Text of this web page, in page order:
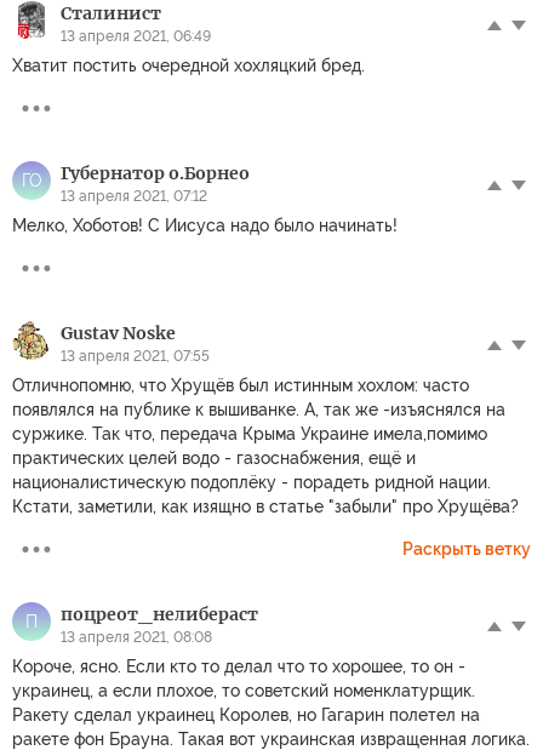
Сталинист
13 апреля 2021, 06:49
Хватит постить очередной хохляцкий бред.
ГО Губернатор о.Борнео
13 апреля 2021, 07:12
Мелко, Хоботов! С Иисуса надо было начинать!
Gustav Noske
13 апреля 2021, 07:55
Отличнопомню, что Хрущёв был истинным хохлом: часто
появлялся на публике к вышиванке. А, так же -изъяснялся на
суржике. Так что, передача Крыма Украине имела,помимо
практических целей водо - газоснабжения, ещё и
националистическую подоплёку - порадеть ридной нации.
Кстати, заметили, как изящно в статье "забыли" про Хрущёва?
Раскрыть ветку
П поцреот_нелибераст
13 апреля 2021, 08:08
Короче, ясно. Если кто то делал что то хорошее, то он -
украинец, а если плохое, то советский номенклатурщик.
Ракету сделал украинец Королев, но Гагарин полетел на
ракете фон Брауна. Такая вот украинская извращенная логика.